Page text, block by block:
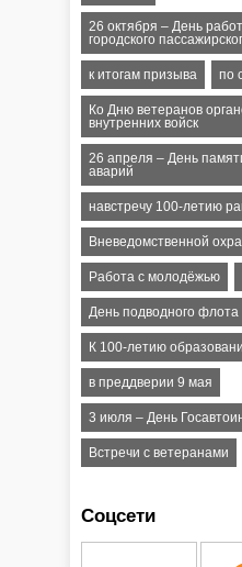
26 октября – День
городского
к итогам призыва по
Ко Дню ветеранов
внутренних войск
26 апреля – День
аварий
навстречу 100-летию
Вневедомственной
Работа с молодёжью
День подводного
К 100-летию
в преддверии 9 мая
3 июля – День
Встречи с ветеранами
Соцсети